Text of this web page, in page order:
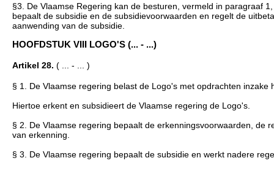
§3. De Vlaamse Regering kan de besturen, vermeld in paragraaf
bepaalt de subsidie en de subsidievoorwaarden en regelt de
aanwending van de subsidie.
HOOFDSTUK VIII LOGO'S (... - ...)
Artikel 28. ( ... - ... )
§ 1. De Vlaamse regering belast de Logo's met opdrachten inzake
Hiertoe erkent en subsidieert de Vlaamse regering de Logo's.
§ 2. De Vlaamse regering bepaalt de erkenningsvoorwaarden, de
van erkenning.
§ 3. De Vlaamse regering bepaalt de subsidie en werkt nadere